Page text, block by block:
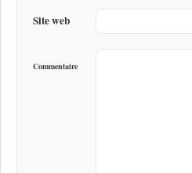
Site web
Commentaire